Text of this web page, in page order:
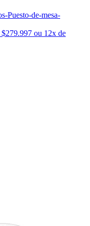
$279.997 ou 12x de